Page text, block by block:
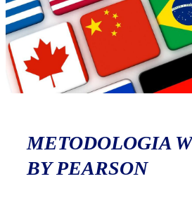
METODOLOGIA
BY PEARSON